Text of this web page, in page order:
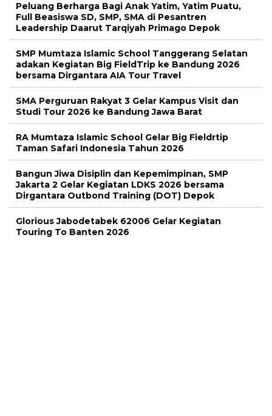
Peluang Berharga Bagi Anak Yatim, Yatim Puatu,
Full Beasiswa SD, SMP, SMA di Pesantren
Leadership Daarut Tarqiyah Primago Depok
SMP Mumtaza Islamic School Tanggerang Selatan
adakan Kegiatan Big FieldTrip ke Bandung 2026
bersama Dirgantara AIA Tour Travel
SMA Perguruan Rakyat 3 Gelar Kampus Visit dan
Studi Tour 2026 ke Bandung Jawa Barat
RA Mumtaza Islamic School Gelar Big Fieldrtip
Taman Safari Indonesia Tahun 2026
Bangun Jiwa Disiplin dan Kepemimpinan, SMP
Jakarta 2 Gelar Kegiatan LDKS 2026 bersama
Dirgantara Outbond Training (DOT) Depok
Glorious Jabodetabek 62006 Gelar Kegiatan
Touring To Banten 2026